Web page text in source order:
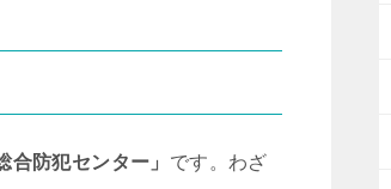
合防犯センター」 です。わざ